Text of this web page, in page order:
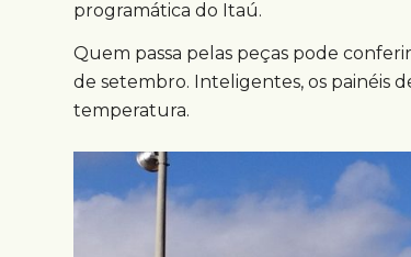
programática do Itaú.
Quem passa pelas peças pode
de setembro. Inteligentes, os painéis
temperatura.